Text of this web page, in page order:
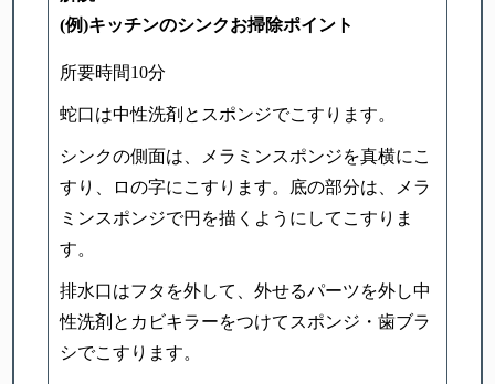
(例)キッチンのシンクお掃除ポイント
所要時間10分
蛇口は中性洗剤とスポンジでこすります。
シンクの側面は、メラミンスポンジを真横にこ
すり、ロの字にこすります。底の部分は、メラ
ミンスポンジで円を描くようにしてこすりま
す。
排水口はフタを外して、外せるパーツを外し中
性洗剤とカビキラーをつけてスポンジ・歯ブラ
シでこすります。